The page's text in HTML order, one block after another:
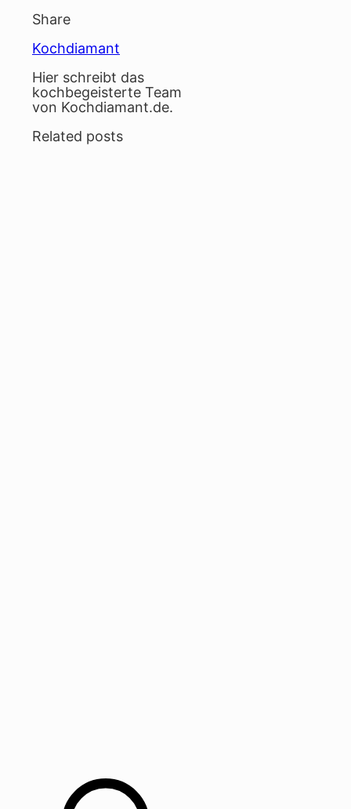
Share
Kochdiamant
Hier schreibt das
kochbegeisterte Team
von Kochdiamant.de.
Related posts